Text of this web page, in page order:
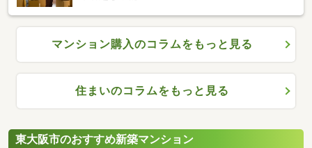
マンション購入のコラムをもっと見る
住まいのコラムをもっと見る
東大阪市のおすすめ新築マンション